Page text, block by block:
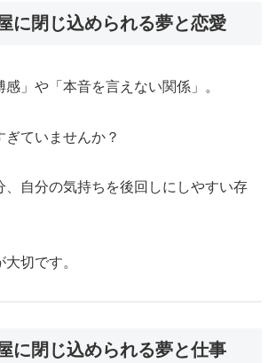
に閉じ込められる夢と恋愛
」や「本音を言えない関係」。
ていませんか？
、自分の気持ちを後回しにしやすい存
切です。
に閉じ込められる夢と仕事